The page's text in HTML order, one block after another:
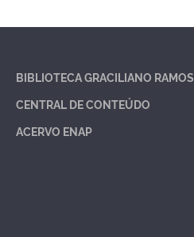
BIBLIOTECA GRACILIANO RAMOS
CENTRAL DE CONTEÚDO
ACERVO ENAP